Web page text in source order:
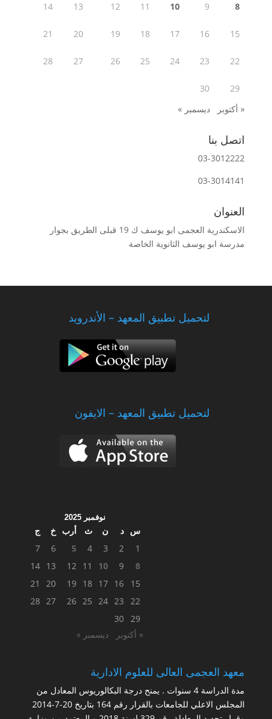
8
9
10
11
12
13
14
15
16
17
18
19
20
21
22
23
24
25
26
27
28
29
30
« أكتوبر
ديسمبر »
اتصل بنا
03-3012222
03-3014141
العنوان
الاسكندرية العجمى ابو يوسف ك 19 قبلى الطريق بجوار
مدرسة ابو يوسف الثانوية الخاصة
لتحميل تطبيق المعهد – الأندرويد
لتحميل تطبيق المعهد – الايفون
نوفمبر 2025
س د ن ث أرب خ
ج
1
2
3
4
5
6
7
8
9
10
11
12
13
14
15
16
17
18
19
20
21
22
23
24
25
26
27
28
29
30
« أكتوبر
ديسمبر »
معهد العجمى العالى للعلوم الادارية
مدة الدراسة 4 سنوات . يمنح درجة البكالوريوس المعادل من
المجلس الاعلي للجامعات بالقرار رقم 164 بتاريخ 20-7-2014